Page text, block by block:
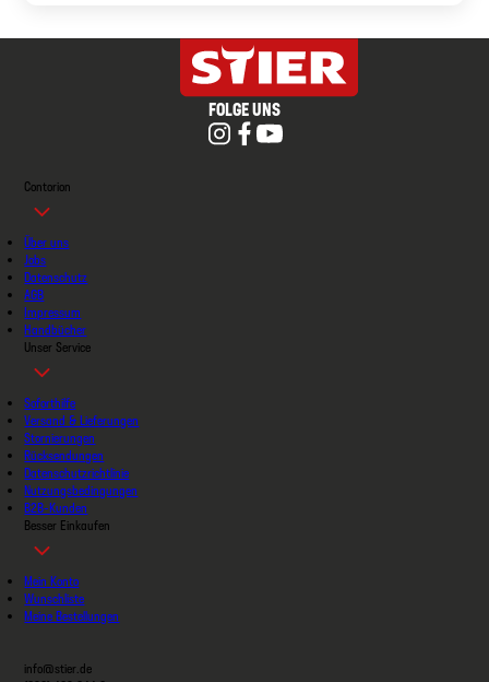
FOLGE UNS
Contorion
Über uns
Jobs
Datenschutz
AGB
Impressum
Handbücher
Unser Service
Soforthilfe
Versand & Lieferungen
Stornierungen
Rücksendungen
Datenschutzrichtlinie
Nutzungsbedingungen
B2B-Kunden
Besser Einkaufen
Mein Konto
Wunschliste
Meine Bestellungen
info@stier.de